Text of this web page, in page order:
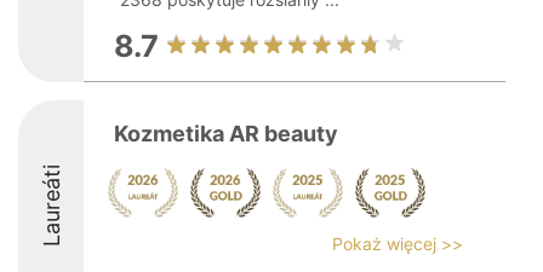
8.7
Laureáti
Kozmetika AR beauty
Pokaż więcej >>